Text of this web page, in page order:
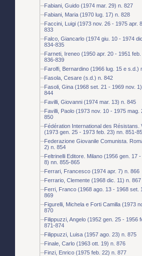
Fabiani, Guido (1974 mar. 29) n. 827
Fabiani, Maria (1970 lug. 17) n. 828
Faccini, Luigi (1973 nov. 26 - 1975 apr.
833
Falco, Giancarlo (1974 giu. 10 - 1974
834-835
Farneti, Ireneo (1950 apr. 20 - 1951 feb.
836-839
Farolfi, Bernardino (1966 lug. 15 e s.d.)
Fasola, Cesare (s.d.) n. 842
Fasoli, Gina (1968 set. 21 - 1969 nov.
844
Favilli, Giovanni (1974 mar. 13) n. 845
Favilli, Paolo (1973 nov. 10 - 1975 mag.
850
Fédération International des Résistans.
(1973 gen. 25 - 1973 feb. 23) nn. 851-
Federazione Giovanile Comunista.
2) n. 854
Feltrinelli Editore. Milano (1956 gen. 17 -
8) nn. 855-865
Ferrari, Francesco (1974 apr. 7) n. 866
Ferrario, Clemente (1968 dic. 11) n. 867
Ferri, Franco (1968 ago. 13 - 1968 set.
869
Figurelli, Michela e Forti Camilla (1973
870
Filippuzzi, Angelo (1952 gen. 25 - 1956
871-874
Filippuzzi, Luisa (1957 ago. 23) n. 875
Finale, Carlo (1963 ott. 19) n. 876
Finzi, Enrico (1975 feb. 22) n. 877